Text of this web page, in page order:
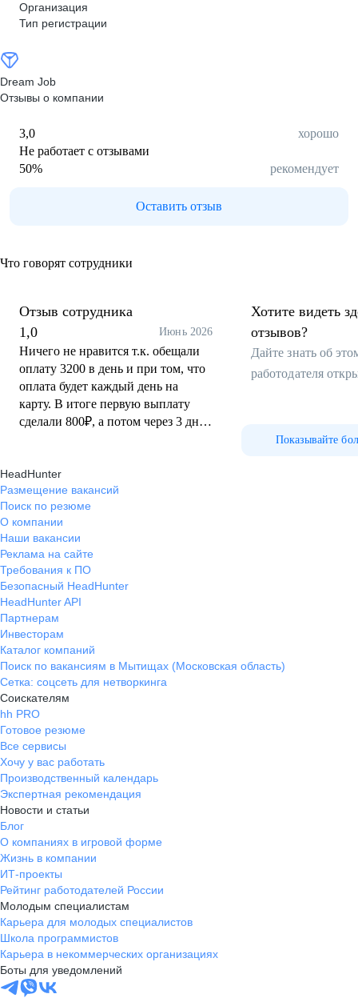
Организация
Тип регистрации
Dream Job
Отзывы о компании
3,0
хорошо
Не работает с отзывами
50% рекомендует
Оставить отзыв
Что говорят сотрудники
Отзыв сотрудника
1,0
Июнь 2026
Ничего не нравится т.к. обещали
оплату 3200 в день и при том, что
оплата будет каждый день на
карту. В итоге первую выплату
сделали 800₽, а потом через 3 дня
Хотите видеть
отзывов?
Дайте знать об
работодателя
Показывайте
HeadHunter
Размещение вакансий
Поиск по резюме
О компании
Наши вакансии
Реклама на сайте
Требования к ПО
Безопасный HeadHunter
HeadHunter API
Партнерам
Инвесторам
Каталог компаний
Поиск по вакансиям в Мытищах (Московская область)
Сетка: соцсеть для нетворкинга
Соискателям
hh PRO
Готовое резюме
Все сервисы
Хочу у вас работать
Производственный календарь
Экспертная рекомендация
Новости и статьи
Блог
О компаниях в игровой форме
Жизнь в компании
ИТ-проекты
Рейтинг работодателей России
Молодым специалистам
Карьера для молодых специалистов
Школа программистов
Карьера в некоммерческих организациях
Боты для уведомлений